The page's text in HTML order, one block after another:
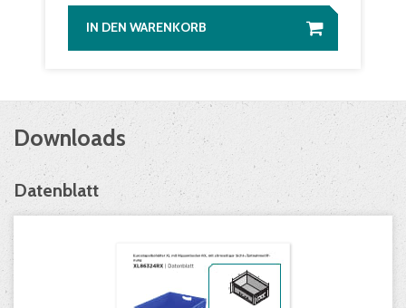
IN DEN WARENKORB
Downloads
Datenblatt